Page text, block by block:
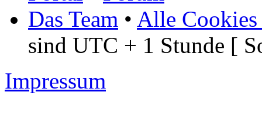
Das Team • Alle Cookies
sind UTC + 1 Stunde [
Impressum